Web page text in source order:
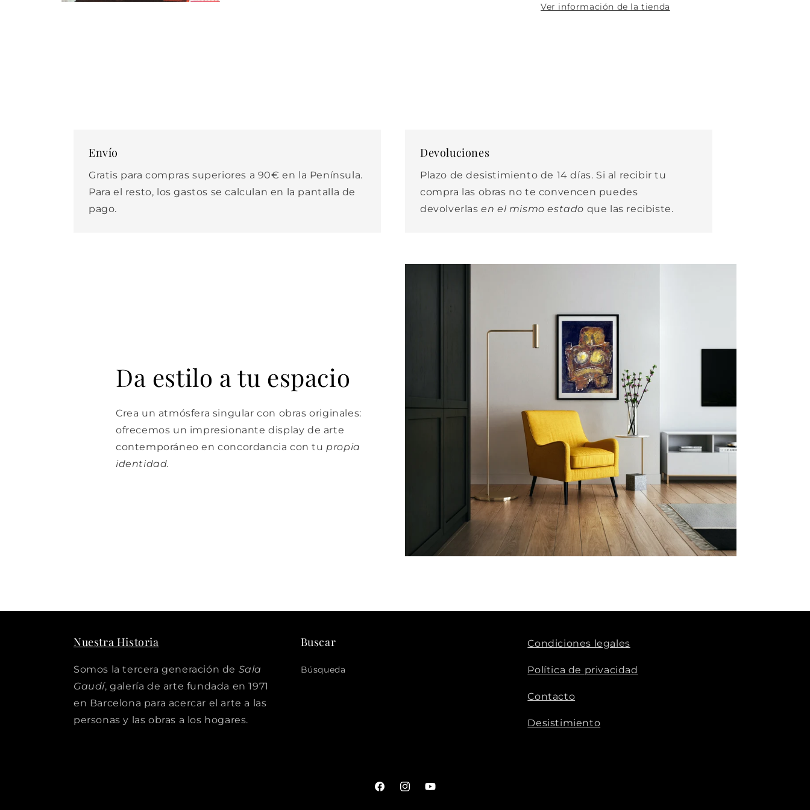
Ver información de la tienda
Envío
Gratis para compras superiores a 90€ en la Península.
Para el resto, los gastos se calculan en la pantalla de
pago.
Devoluciones
Plazo de desistimiento de 14 días. Si al recibir tu
compra las obras no te convencen puedes
devolverlasen el mismo estado que las recibiste.
Da estilo a tu espacio
Crea un atmósfera singular con obras originales:
ofrecemos un impresionante display de arte
contemporáneo en concordancia con tu propia
identidad.
Nuestra Historia
Somos la tercera generación de Sala
Gaudí, galería de arte fundada en 1971
en Barcelona para acercar el arte a las
personas y las obras a los hogares.
Buscar
Búsqueda
Condiciones legales
Política de privacidad
Contacto
Desistimiento
FacebookInstagramYouTube